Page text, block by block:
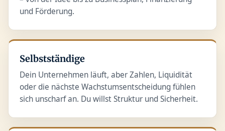
und Förderung.
Selbstständige
Dein Unternehmen läuft, aber Zahlen, Liquidität
oder die nächste Wachstumsentscheidung fühlen
sich unscharf an. Du willst Struktur und Sicherheit.